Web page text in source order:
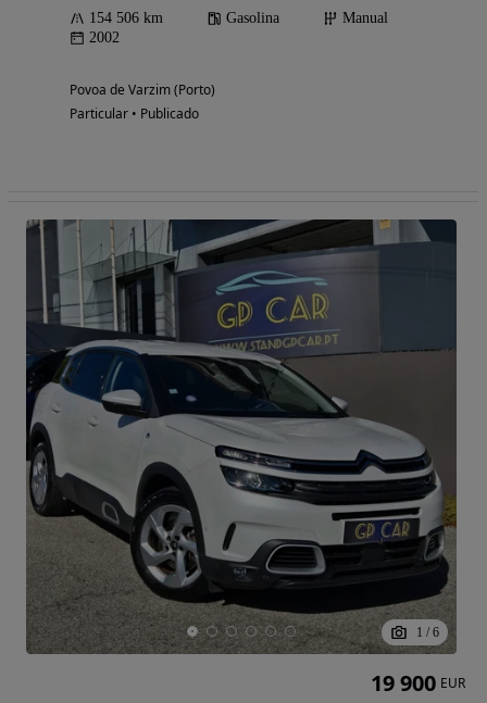
154 506 km Gasolina
Manual
2002
Povoa de Varzim (Porto)
Particular • Publicado
1 / 6
19 900 EUR